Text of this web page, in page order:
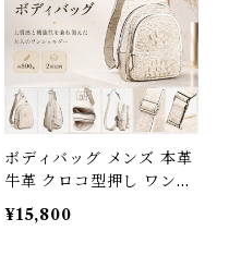
ボディバッグ メンズ 本革
牛革 クロコ型押し ワンシ
ョルダーバッグ 斜めがけ
大きめ 2WAY クラッチバ
¥15,800